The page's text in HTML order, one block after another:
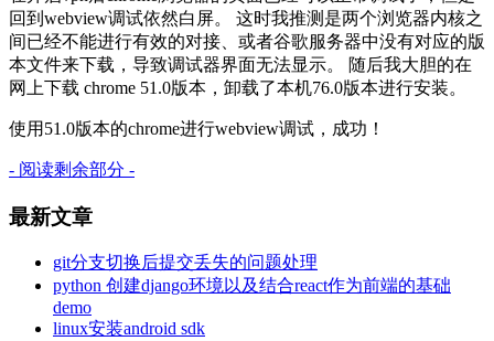
回到webview调试依然白屏。 这时我推测是两个浏览器内核之
间已经不能进行有效的对接、或者谷歌服务器中没有对应的版
本文件来下载，导致调试器界面无法显示。 随后我大胆的在
网上下载 chrome 51.0版本，卸载了本机76.0版本进行安装。
使用51.0版本的chrome进行webview调试，成功！
- 阅读剩余部分 -
最新文章
git分支切换后提交丢失的问题处理
python 创建django环境以及结合react作为前端的基础
demo
linux安装android sdk